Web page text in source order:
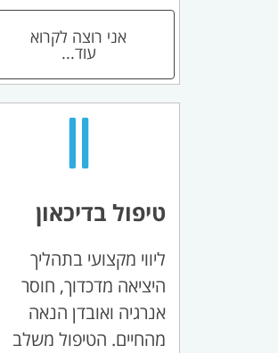
אני רוצה לקרוא
עוד...
טיפול בדיכאון
ליווי מקצועי בתהליך
היציאה מדכדוך, חוסר
אנרגיה ואובדן הנאה
מהחיים. הטיפול משלב